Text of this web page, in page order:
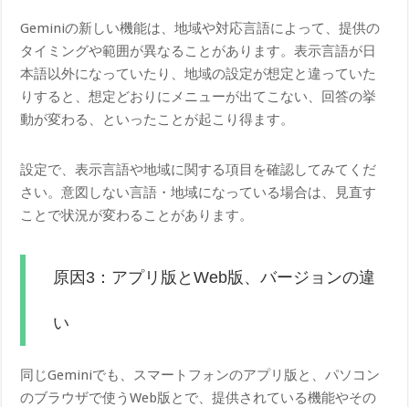
Geminiの新しい機能は、地域や対応言語によって、提供の
タイミングや範囲が異なることがあります。表示言語が日
本語以外になっていたり、地域の設定が想定と違っていた
りすると、想定どおりにメニューが出てこない、回答の挙
動が変わる、といったことが起こり得ます。
設定で、表示言語や地域に関する項目を確認してみてくだ
さい。意図しない言語・地域になっている場合は、見直す
ことで状況が変わることがあります。
原因3：アプリ版とWeb版、バージョンの違
い
同じGeminiでも、スマートフォンのアプリ版と、パソコン
のブラウザで使うWeb版とで、提供されている機能やその